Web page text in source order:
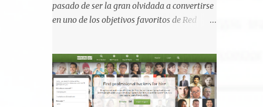
pasado de ser la gran olvidada a convertirse
en uno de los objetivos favoritos de Red
Desde la publicación de Certified Pre-Owned
, la comunidad descubrió que una PKI mal
configurada podía ser incluso más peligrosa
que un Kerberoasting o un abuso de